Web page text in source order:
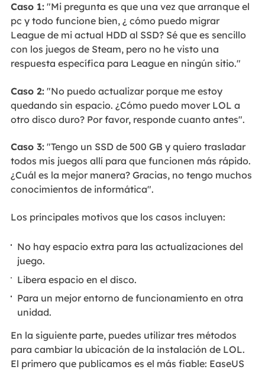
Caso 1:"Mi pregunta es que una vez que arranque el
pc y todo funcione bien, ¿ cómo puedo migrar
League de mi actual HDD al SSD? Sé que es sencillo
con los juegos de Steam, pero no he visto una
respuesta específica para League en ningún sitio."
Caso 2:"No puedo actualizar porque me estoy
quedando sin espacio. ¿Cómo puedo mover LOL a
otro disco duro? Por favor, responde cuanto antes".
Caso 3:"Tengo un SSD de 500 GB y quiero trasladar
todos mis juegos allí para que funcionen más rápido.
¿Cuál es la mejor manera? Gracias, no tengo muchos
conocimientos de informática".
Los principales motivos que los casos incluyen:
No hay espacio extra para las actualizaciones del
juego.
Libera espacio en el disco.
Para un mejor entorno de funcionamiento en otra
unidad.
En la siguiente parte, puedes utilizar tres métodos
para cambiar la ubicación de la instalación de LOL.
El primero que publicamos es el más fiable: EaseUS